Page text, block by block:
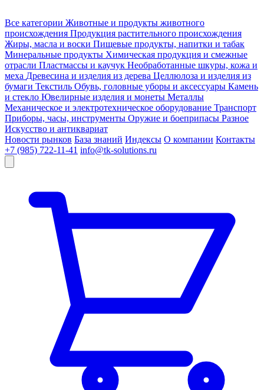
Все категории Животные и продукты животного
происхождения Продукция растительного происхождения
Жиры, масла и воски Пищевые продукты, напитки и табак
Минеральные продукты Химическая продукция и смежные
отрасли Пластмассы и каучук Необработанные шкуры, кожа и
меха Древесина и изделия из дерева Целлюлоза и изделия из
бумаги Текстиль Обувь, головные уборы и аксессуары Камень
и стекло Ювелирные изделия и монеты Металлы
Механическое и электротехническое оборудование Транспорт
Приборы, часы, инструменты Оружие и боеприпасы Разное
Искусство и антиквариат
Новости рынков База знаний Индексы О компании Контакты
+7 (985) 722-11-41 info@tk-solutions.ru